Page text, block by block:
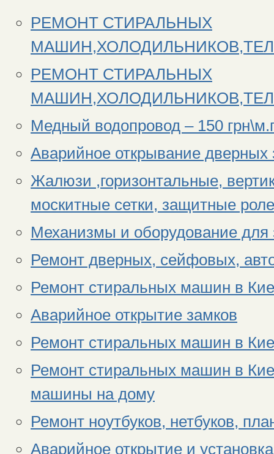
РЕМОНТ СТИРАЛЬНЫХ
РЕМОНТ СТИРАЛЬНЫХ
Медный водопровод – 150
Аварийное открывание дверных
Жалюзи ,горизонтальные,
москитные сетки, защитные
Механизмы и оборудование для
Ремонт дверных, сейфовых,
Ремонт стиральных машин в
Аварийное открытие замков
Ремонт стиральных машин в
Ремонт стиральных машин в
машины на дому
Ремонт ноутбуков, нетбуков,
Аварийное открытие и